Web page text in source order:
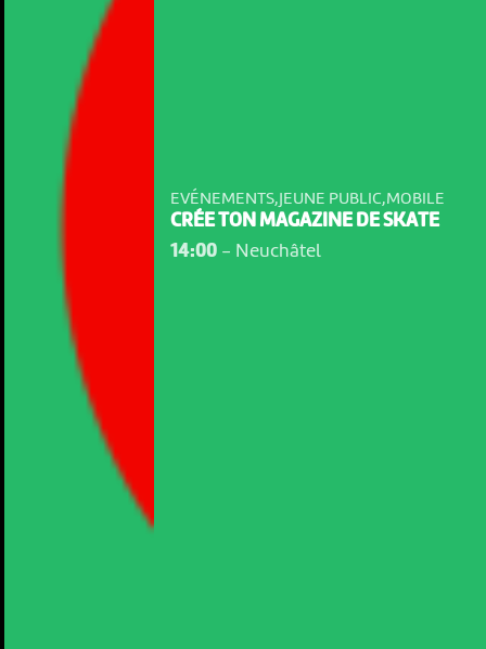
EVÉNEMENTS,JEUNE PUBLIC,MOBILE
CRÉE TON MAGAZINE DE SKATE
14:00- Neuchâtel